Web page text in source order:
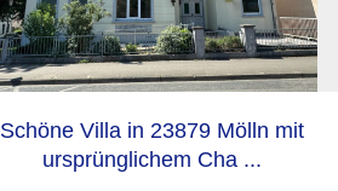
Schöne Villa in 23879 Mölln mit
ursprünglichem Cha ...